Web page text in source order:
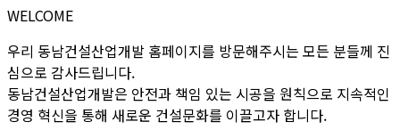
WELCOME
우리 동남건설산업개발 홈페이지를 방문해주시는 모든 분들께 진
심으로 감사드립니다.
동남건설산업개발은 안전과 책임 있는 시공을 원칙으로 지속적인
경영 혁신을 통해 새로운 건설문화를 이끌고자 합니다.